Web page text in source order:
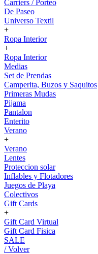
Carriers / Porteo
De Paseo
Universo Textil
+
Ropa Interior
+
Ropa Interior
Medias
Set de Prendas
Camperita, Buzos y Saquitos
Primeras Mudas
Pijama
Pantalon
Enterito
Verano
+
Verano
Lentes
Proteccion solar
Inflables y Flotadores
Juegos de Playa
Colectivos
Gift Cards
+
Gift Card Virtual
Gift Card Fisica
SALE
/ Volver